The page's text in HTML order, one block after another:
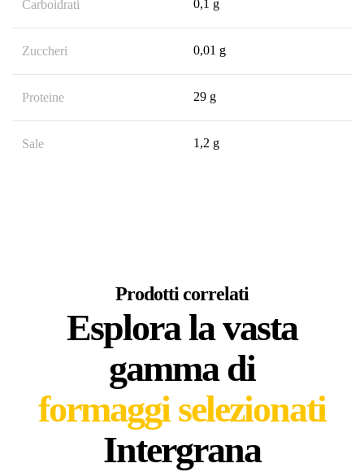
Carboidrati 0,1 g
Zuccheri 0,01 g
Proteine 29 g
Sale 1,2 g
Prodotti correlati
Esplora la vasta
gamma di
formaggi selezionati
Intergrana